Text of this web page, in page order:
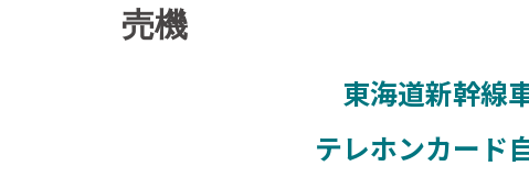
売機
東海道新幹線
テレホンカード